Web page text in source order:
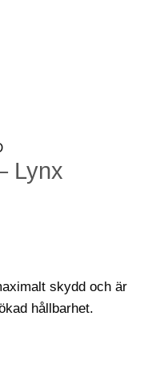
Lynx
skydd och är
hållbarhet.